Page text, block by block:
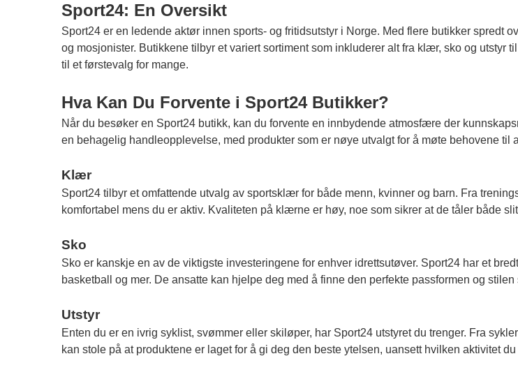
Sport24: En Oversikt
Sport24 er en ledende aktør innen sports- og fritidsutstyr i Norge. Med flere butikker spredt
og mosjonister. Butikkene tilbyr et variert sortiment som inkluderer alt fra klær, sko og utstyr
til et førstevalg for mange.
Hva Kan Du Forvente i Sport24 Butikker?
Når du besøker en Sport24 butikk, kan du forvente en innbydende atmosfære der
en behagelig handleopplevelse, med produkter som er nøye utvalgt for å møte behovene til
Klær
Sport24 tilbyr et omfattende utvalg av sportsklær for både menn, kvinner og barn. Fra
komfortabel mens du er aktiv. Kvaliteten på klærne er høy, noe som sikrer at de tåler både
Sko
Sko er kanskje en av de viktigste investeringene for enhver idrettsutøver. Sport24 har et
basketball og mer. De ansatte kan hjelpe deg med å finne den perfekte passformen og
Utstyr
Enten du er en ivrig syklist, svømmer eller skiløper, har Sport24 utstyret du trenger. Fra
kan stole på at produktene er laget for å gi deg den beste ytelsen, uansett hvilken aktivitet du